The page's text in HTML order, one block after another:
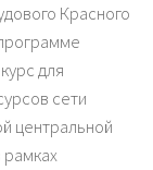
Красного
для
сети
центральной
рамках